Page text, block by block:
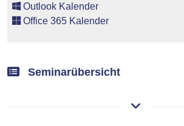
Outlook Kalender
Office 365 Kalender
Seminarübersicht